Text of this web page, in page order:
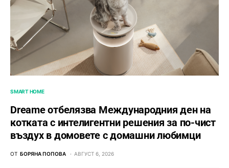
SMART HOME
Dreame отбелязва Международния ден на
котката с интелигентни решения за по-чист
въздух в домовете с домашни любимци
ОТ БОРЯНА ПОПОВА АВГУСТ 6, 2026